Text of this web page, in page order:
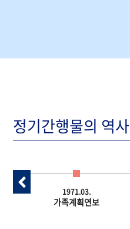
정기간행물의 역사
1971.03.
가족계획연보